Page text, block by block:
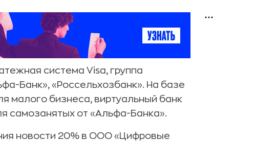
система Visa, группа
Банк», «Россельхозбанк». На базе
малого бизнеса, виртуальный банк
самозанятых от «Альфа-Банка».
новости 20% в ООО «Цифровые